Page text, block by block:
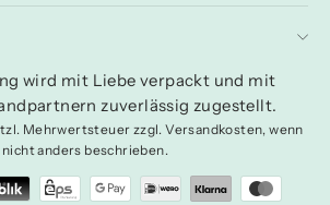
wird mit Liebe verpackt und mit
zuverlässig zugestellt.
Mehrwertsteuer zzgl. Versandkosten, wenn
nicht anders beschrieben.